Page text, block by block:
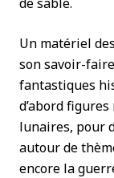
Un matériel
son savoir-
fantastiques
d’abord
lunaires, pour
autour de
encore la